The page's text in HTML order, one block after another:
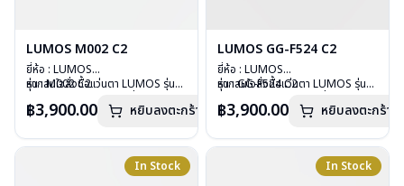
LUMOS M002 C2
ยี่ห้อ : LUMOS
รุ่น : M002 C2
เลนส์ : Demo Lens
น้ำหนัก : 20 กรัม
อุปกรณ์ : กล่องแว่น , ผ้าเช็ดแว่น
หากสนใจสั่งชื้อแว่นตา LUMOS รุ่น
กรุณาติดต่อเราคลิก
฿3,900.00 หยิบลงตะกร้า
LUMOS GG-F524 C2
ยี่ห้อ : LUMOS
รุ่น : GG-F524 C2
เลนส์ : Demo Lens
น้ำหนัก : 29 กรัม
อุปกรณ์ : กล่องแว่น , ผ้าเช็ดแว่น
หากสนใจสั่งชื้อแว่นตา LUMOS รุ่น
กรุณาติดต่อเราคลิก
฿3,900.00 หยิบลงตะกร้า
In Stock In Stock